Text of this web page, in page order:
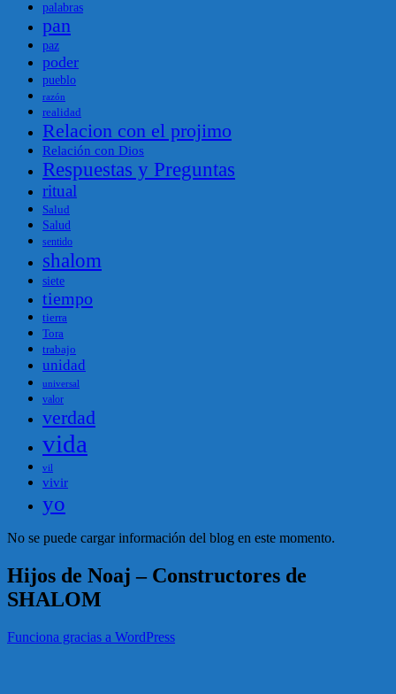
palabras
pan
paz
poder
pueblo
razón
realidad
Relacion con el projimo
Relación con Dios
Respuestas y Preguntas
ritual
Salud
Salud
sentido
shalom
siete
tiempo
tierra
Tora
trabajo
unidad
universal
valor
verdad
vida
vil
vivir
yo
No se puede cargar información del blog en este momento.
Hijos de Noaj – Constructores de
SHALOM
Funciona gracias a WordPress